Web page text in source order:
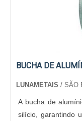
BUCHA DE
LUNAMETAIS / SÃO
A bucha de
silício, garantindo